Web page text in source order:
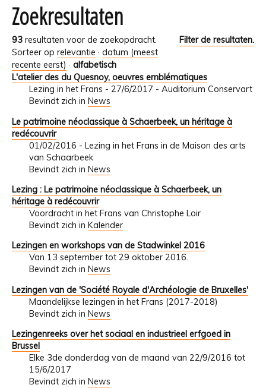
Zoekresultaten
93 resultaten voor de zoekopdracht.
Filter de resultaten.
Sorteer op relevantie · datum (meest
recente eerst) · alfabetisch
L'atelier des du Quesnoy, oeuvres emblématiques
Lezing in het Frans - 27/6/2017 - Auditorium Conservart
Bevindt zich in News
Le patrimoine néoclassique à Schaerbeek, un héritage à
redécouvrir
01/02/2016 - Lezing in het Frans in de Maison des arts
van Schaarbeek
Bevindt zich in News
Lezing : Le patrimoine néoclassique à Schaerbeek, un
héritage à redécouvrir
Voordracht in het Frans van Christophe Loir
Bevindt zich in Kalender
Lezingen en workshops van de Stadwinkel 2016
Van 13 september tot 29 oktober 2016.
Bevindt zich in News
Lezingen van de 'Société Royale d'Archéologie de Bruxelles'
Maandelijkse lezingen in het Frans (2017-2018)
Bevindt zich in News
Lezingenreeks over het sociaal en industrieel erfgoed in
Brussel
Elke 3de donderdag van de maand van 22/9/2016 tot
15/6/2017
Bevindt zich in News